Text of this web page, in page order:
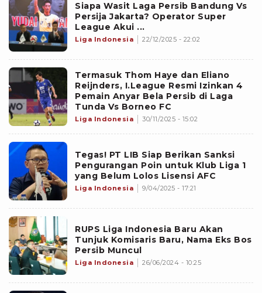
Siapa Wasit Laga Persib Bandung Vs
Persija Jakarta? Operator Super
League Akui ...
Liga Indonesia 22/12/2025 - 22:02
Termasuk Thom Haye dan Eliano
Reijnders, I.League Resmi Izinkan 4
Pemain Anyar Bela Persib di Laga
Tunda Vs Borneo FC
Liga Indonesia 30/11/2025 - 15:02
Tegas! PT LIB Siap Berikan Sanksi
Pengurangan Poin untuk Klub Liga 1
yang Belum Lolos Lisensi AFC
Liga Indonesia 9/04/2025 - 17:21
RUPS Liga Indonesia Baru Akan
Tunjuk Komisaris Baru, Nama Eks Bos
Persib Muncul
Liga Indonesia 26/06/2024 - 10:25